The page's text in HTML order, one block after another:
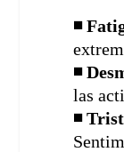
◾
◾
las
◾